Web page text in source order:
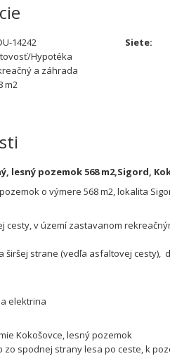
14242
Hypotéka
a záhrada
m2
Siete:
lesný pozemok 568 m2,Sigord,
o výmere 568 m2, lokalita
cesty, v území zastavanom
širšej strane (vedľa asfaltovej cesty),
elektrina
Kokošovce, lesný pozemok
spodnej strany lesa po ceste, k